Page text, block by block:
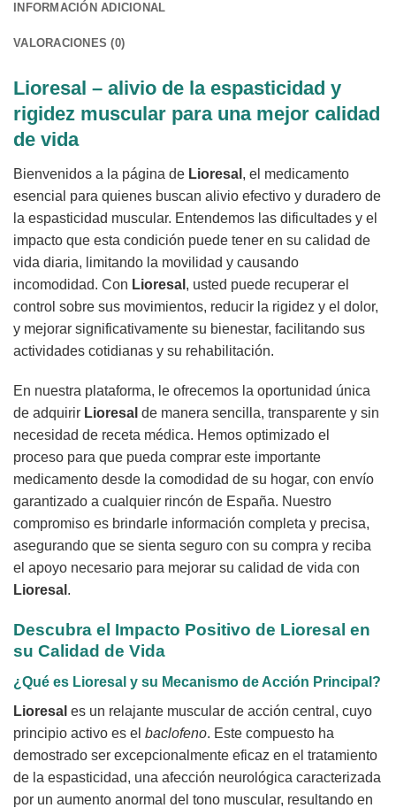
INFORMACIÓN ADICIONAL
VALORACIONES (0)
Lioresal – alivio de la espasticidad y
rigidez muscular para una mejor calidad
de vida
Bienvenidos a la página de Lioresal , el medicamento
esencial para quienes buscan alivio efectivo y duradero de
la espasticidad muscular. Entendemos las dificultades y el
impacto que esta condición puede tener en su calidad de
vida diaria, limitando la movilidad y causando
incomodidad. Con Lioresal , usted puede recuperar el
control sobre sus movimientos, reducir la rigidez y el dolor,
y mejorar significativamente su bienestar, facilitando sus
actividades cotidianas y su rehabilitación.
En nuestra plataforma, le ofrecemos la oportunidad única
de adquirir Lioresal de manera sencilla, transparente y sin
necesidad de receta médica. Hemos optimizado el
proceso para que pueda comprar este importante
medicamento desde la comodidad de su hogar, con envío
garantizado a cualquier rincón de España. Nuestro
compromiso es brindarle información completa y precisa,
asegurando que se sienta seguro con su compra y reciba
el apoyo necesario para mejorar su calidad de vida con
Lioresal .
Descubra el Impacto Positivo de Lioresal en
su Calidad de Vida
¿Qué es Lioresal y su Mecanismo de Acción Principal?
Lioresal es un relajante muscular de acción central, cuyo
principio activo es el baclofeno. Este compuesto ha
demostrado ser excepcionalmente eficaz en el tratamiento
de la espasticidad, una afección neurológica caracterizada
por un aumento anormal del tono muscular, resultando en